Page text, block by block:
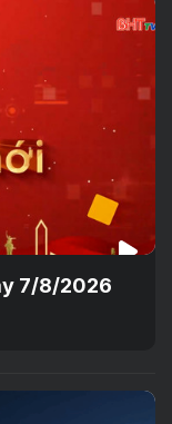
7/8/2026